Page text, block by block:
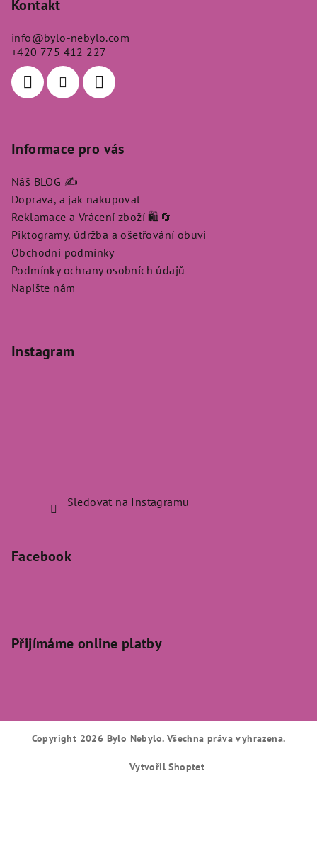
Kontakt
info@bylo-nebylo.com
+420 775 412 227
Informace pro vás
Náš BLOG ✍️
Doprava, a jak nakupovat
Reklamace a Vrácení zboží 🛍️🔄
Piktogramy, údržba a ošetřování obuvi
Obchodní podmínky
Podmínky ochrany osobních údajů
Napište nám
Instagram
Sledovat na Instagramu
Facebook
Přijímáme online platby
Copyright 2026 Bylo Nebylo. Všechna práva vyhrazena.
Vytvořil Shoptet